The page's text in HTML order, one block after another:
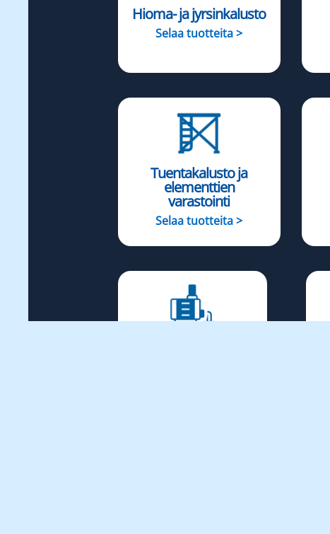
Hioma- ja jyrsinkalusto
Selaa tuotteita >
Tuentakalusto ja
elementtien
varastointi
Selaa tuotteita >